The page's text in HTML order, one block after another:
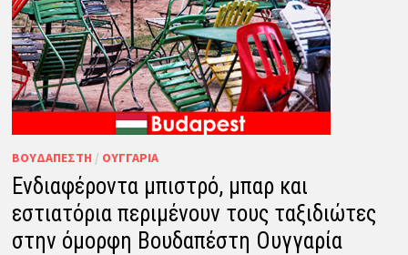
ΒΟΥΔΑΠΈΣΤΗ / ΟΥΓΓΑΡΊΑ
Ενδιαφέροντα μπιστρό, μπαρ και
εστιατόρια περιμένουν τους ταξιδιώτες
στην όμορφη Βουδαπέστη Ουγγαρία